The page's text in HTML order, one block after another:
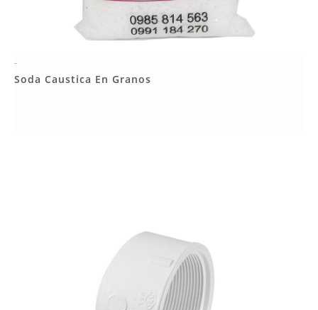
Más Detalles
-
Soda Caustica En Granos